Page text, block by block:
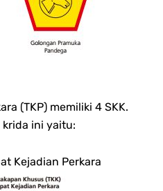
(TKP) memiliki 4 SKK.
krida ini yaitu:
Kejadian Perkara